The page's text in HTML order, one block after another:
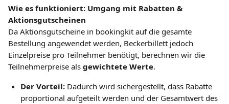
Wie es funktioniert: Umgang mit Rabatten &
Aktionsgutscheinen
Da Aktionsgutscheine in bookingkit auf die gesamte
Bestellung angewendet werden, Beckerbillett jedoch
Einzelpreise pro Teilnehmer benötigt, berechnen wir die
Teilnehmerpreise als gewichtete Werte.
Der Vorteil: Dadurch wird sichergestellt, dass Rabatte
proportional aufgeteilt werden und der Gesamtwert des